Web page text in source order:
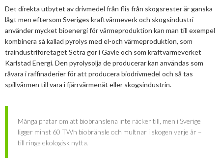
Det direkta utbytet av drivmedel från flis från skogsrester är ganska
lågt men eftersom Sveriges kraftvärmeverk och skogsindustri
använder mycket bioenergi för värmeproduktion kan man till exempel
kombinera så kallad pyrolys med el-och värmeproduktion, som
träindustriföretaget Setra gör i Gävle och som kraftvärmeverket
Karlstad Energi. Den pyrolysolja de producerar kan användas som
råvara i raffinaderier för att producera biodrivmedel och så tas
spillvärmen till vara i fjärrvärmenät eller skogsindustrin.
Många pratar om att biobränslena inte räcker till, men i Sverige
ligger minst 60 TWh biobränsle och multnar i skogen varje år –
till ringa ekologisk nytta.